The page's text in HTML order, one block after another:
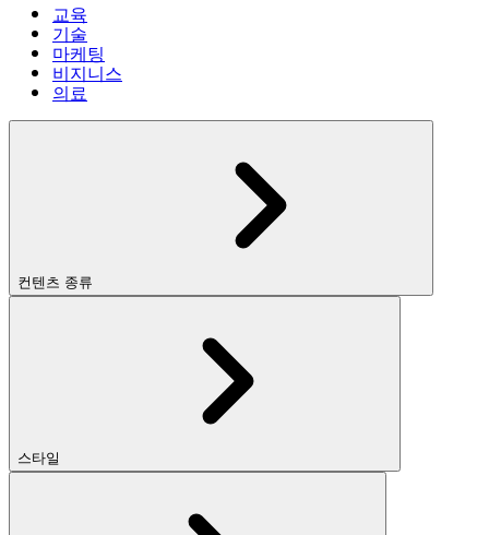
교육
기술
마케팅
비지니스
의료
컨텐츠 종류
스타일